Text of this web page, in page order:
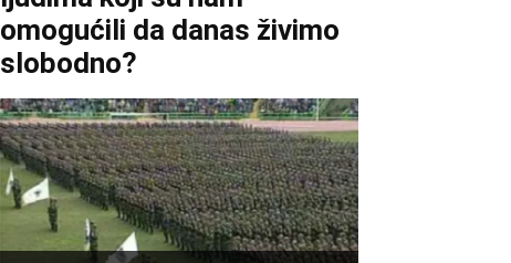
omogućili da danas živimo
slobodno?